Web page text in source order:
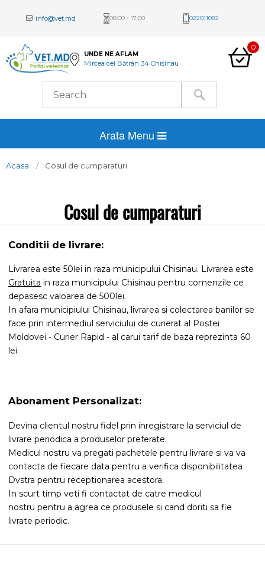
info@vet.md 08:00 - 17:00 022011082
UNDE NE AFLAM
Mircea cel Bătrân 34 Chisinau
0
Arata Menu
Acasa Cosul de cumparaturi
Cosul de cumparaturi
Conditii de livrare:
Livrarea este 50lei in raza municipului Chisinau. Livrarea este
Gratuita in raza municipului Chisinau pentru comenzile ce
depasesc valoarea de 500lei.
In afara municipiului Chisinau, livrarea si colectarea banilor se
face prin intermediul serviciului de curierat al Postei
Moldovei - Curier Rapid - al carui tarif de baza reprezinta 60
lei.
Abonament Personalizat:
Devina clientul nostru fidel prin inregistrare la serviciul de
livrare periodica a produselor preferate.
Medicul nostru va pregati pachetele pentru livrare si va va
contacta de fiecare data pentru a verifica disponibilitatea
Dvstra pentru receptionarea acestora.
In scurt timp veti fi contactat de catre medicul
nostru pentru a agrea ce produsele si cand doriti sa fie
livrate periodic.